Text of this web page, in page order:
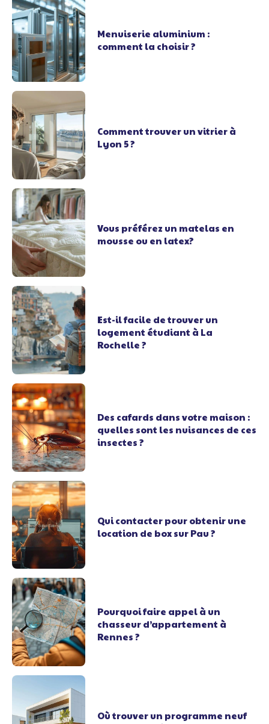
Menuiserie aluminium :
comment la choisir ?
Comment trouver un vitrier à
Lyon 5 ?
Vous préférez un matelas en
mousse ou en latex?
Est-il facile de trouver un
logement étudiant à La
Rochelle ?
Des cafards dans votre maison :
quelles sont les nuisances de ces
insectes ?
Qui contacter pour obtenir une
location de box sur Pau ?
Pourquoi faire appel à un
chasseur d’appartement à
Rennes ?
Où trouver un programme neuf